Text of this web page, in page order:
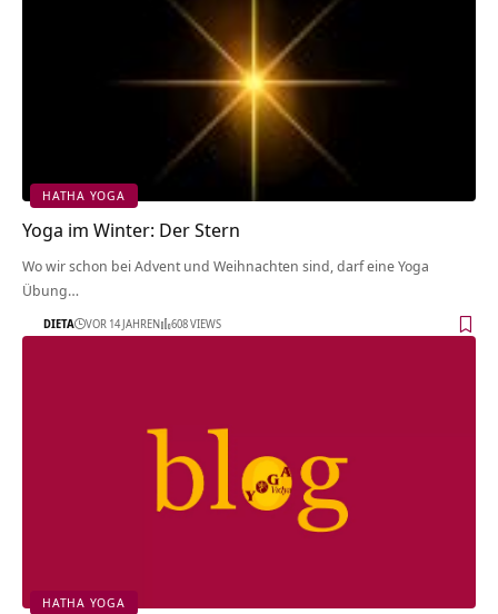
HATHA YOGA
Yoga im Winter: Der Stern
Wo wir schon bei Advent und Weihnachten sind, darf eine Yoga
Übung…
DIETA VOR 14 JAHREN 608 VIEWS
HATHA YOGA